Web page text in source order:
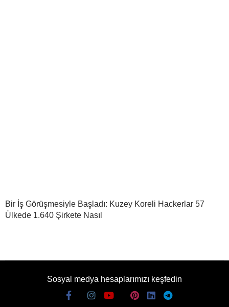
Bir İş Görüşmesiyle Başladı: Kuzey Koreli Hackerlar 57
Ülkede 1.640 Şirkete Nasıl
Sosyal medya hesaplarımızı keşfedin